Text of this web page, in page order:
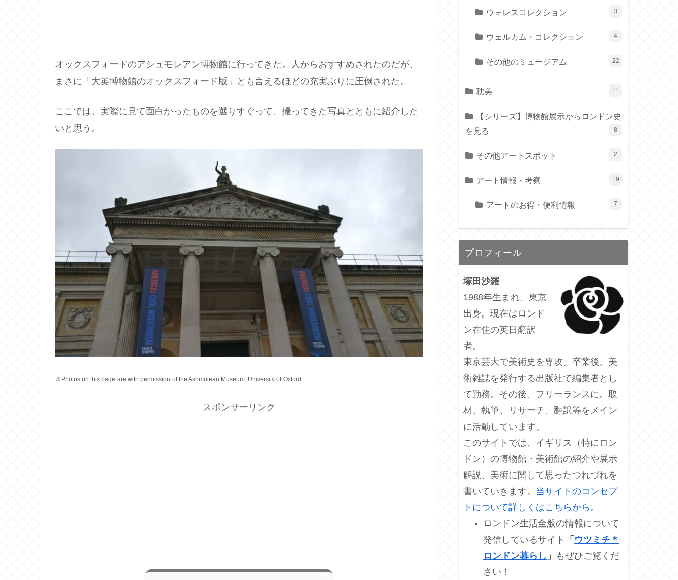
オックスフォードのアシュモレアン博物館に行ってきた。人からおすすめされたのだが、
まさに「大英博物館のオックスフォード版」とも言えるほどの充実ぶりに圧倒された。
ここでは、実際に見て面白かったものを選りすぐって、撮ってきた写真とともに紹介した
いと思う。
※Photos on this page are with permission of the Ashmolean Museum, University of Oxford.
スポンサーリンク
ウォレスコレクション 3
ウェルカム・コレクション 4
その他のミュージアム 22
耽美 11
【シリーズ】博物館展示からロンドン史
を見る
8
その他アートスポット 2
アート情報・考察 19
アートのお得・便利情報 7
プロフィール
塚田沙羅
1988年生まれ、東京
出身。現在はロンド
ン在住の英日翻訳
者。
東京芸大で美術史を専攻。卒業後、美
術雑誌を発行する出版社で編集者とし
て勤務。その後、フリーランスに。取
材、執筆、リサーチ、翻訳等をメイン
に活動しています。
このサイトでは、イギリス（特にロン
ドン）の博物館・美術館の紹介や展示
解説、美術に関して思ったつれづれを
書いていきます。 当サイトのコンセプ
トについて詳しくはこちらから。
ロンドン生活全般の情報について
発信しているサイト
「 ウツミチ＊
ロンドン暮らし 」
もぜひご覧くだ
さい！